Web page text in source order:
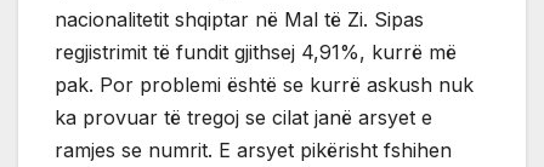
nacionalitetit shqiptar në Mal të Zi. Sipas
regjistrimit të fundit gjithsej 4,91%, kurrë më
pak. Por problemi është se kurrë askush nuk
ka provuar të tregoj se cilat janë arsyet e
ramjes se numrit. E arsyet pikërisht fshihen